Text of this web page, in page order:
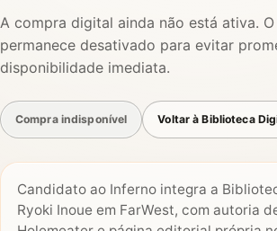
A compra digital ainda não está ativa.
permanece desativado para evitar
disponibilidade imediata.
Compra indisponível Voltar à Biblioteca
Candidato ao Inferno integra a
Ryoki Inoue em FarWest, com autoria